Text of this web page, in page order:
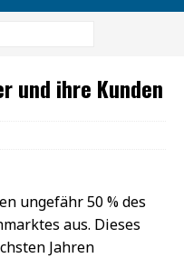
und ihre Kunden
ungefähr 50 % des
aus. Dieses
Jahren